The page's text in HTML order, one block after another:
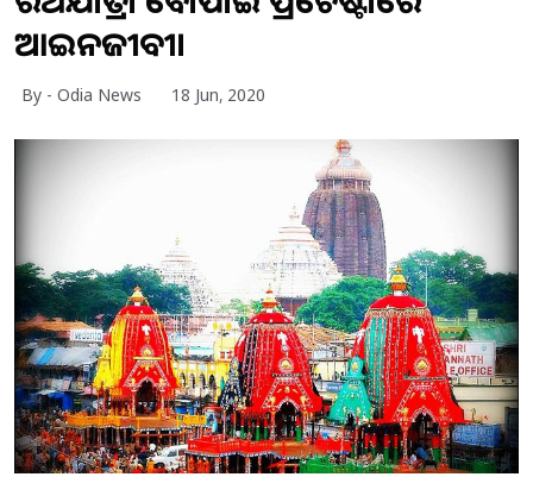
ଆଇନଜୀବୀ।
By - Odia News 18 Jun, 2020